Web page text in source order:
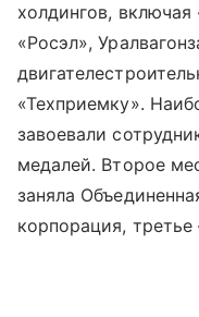
холдингов,
«Росэл»,
«Техприемку».
завоевали
медалей. Второе
заняла
корпорация,